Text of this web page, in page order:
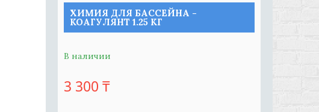
ХИМИЯ ДЛЯ БАССЕЙНА -
КОАГУЛЯНТ 1.25 КГ
В наличии
3 300 ₸